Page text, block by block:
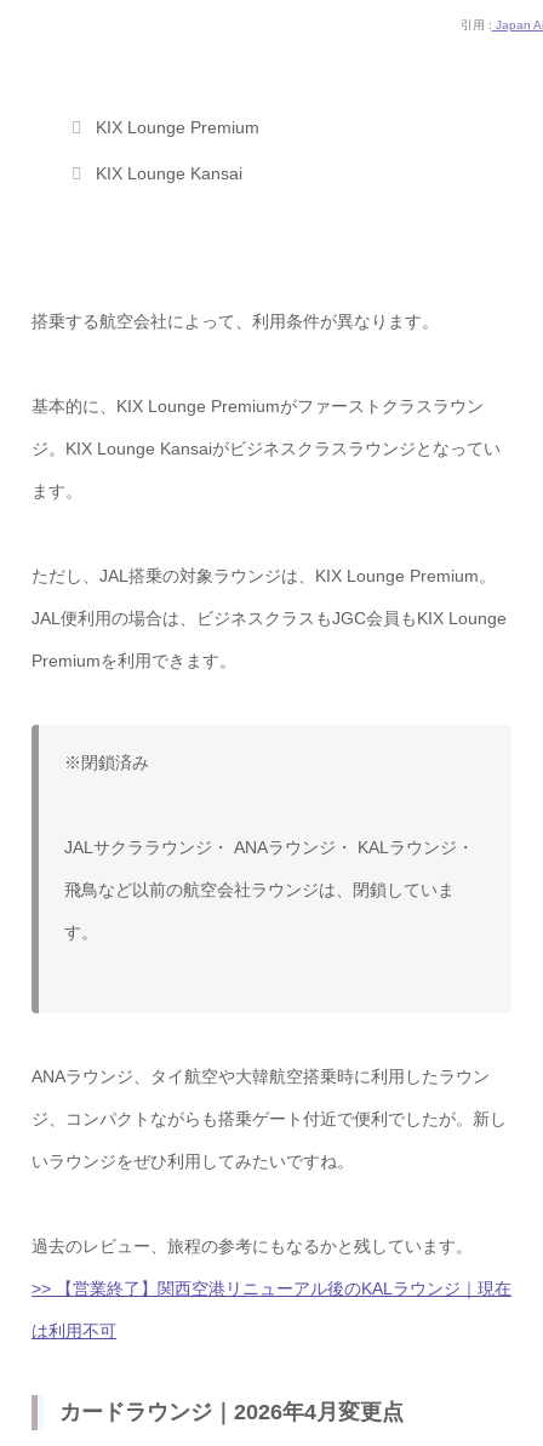
引用 : Japan
KIX Lounge Premium
KIX Lounge Kansai
搭乗する航空会社によって、利用条件が異なります。
基本的に、KIX Lounge Premiumがファーストクラスラウン
ジ。KIX Lounge Kansaiがビジネスクラスラウンジとなってい
ます。
ただし、JAL搭乗の対象ラウンジは、KIX Lounge Premium。
JAL便利用の場合は、ビジネスクラスもJGC会員もKIX Lounge
Premiumを利用できます。
※閉鎖済み
JALサクララウンジ・ ANAラウンジ・ KALラウンジ・
飛鳥など以前の航空会社ラウンジは、閉鎖していま
す。
ANAラウンジ、タイ航空や大韓航空搭乗時に利用したラウン
ジ、コンパクトながらも搭乗ゲート付近で便利でしたが。新し
いラウンジをぜひ利用してみたいですね。
過去のレビュー、旅程の参考にもなるかと残しています。
>> 【営業終了】関西空港リニューアル後のKALラウンジ｜現在
は利用不可
カードラウンジ｜2026年4月変更点